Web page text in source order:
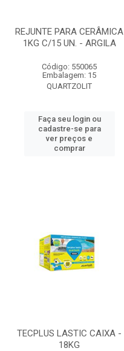
REJUNTE PARA CERÂMICA
1KG C/15 UN. - ARGILA
Código: 550065
Embalagem: 15
QUARTZOLIT
Faça seu login ou
cadastre-se para
ver preços e
comprar
TECPLUS LASTIC CAIXA -
18KG